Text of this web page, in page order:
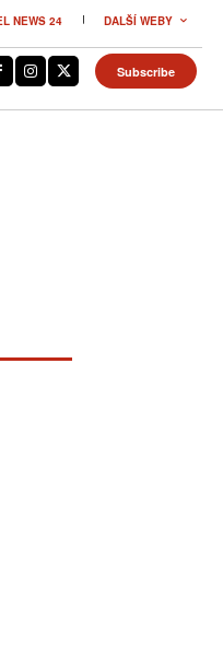
NEWS 24 DALŠÍ WEBY
Subscribe